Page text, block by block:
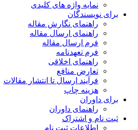
نمایه واژه های کلیدی
برای نویسندگان
راهنمای نگارش مقاله
راهنمای ارسال مقاله
فرم ارسال مقاله
فرم تعهدنامه
راهنمای اخلاقی
تعارض منافع
فرآیند ارسال تا انتشار مقالات
هزینه چاپ
برای داوران
راهنمای داوران
ثبت نام و اشتراک
اطلاعات ثبت نام